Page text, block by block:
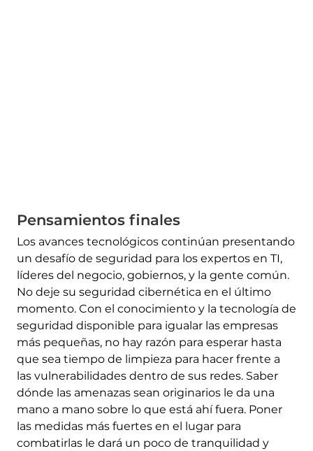
Pensamientos finales
Los avances tecnológicos continúan presentando
un desafío de seguridad para los expertos en TI,
líderes del negocio, gobiernos, y la gente común.
No deje su seguridad cibernética en el último
momento. Con el conocimiento y la tecnología de
seguridad disponible para igualar las empresas
más pequeñas, no hay razón para esperar hasta
que sea tiempo de limpieza para hacer frente a
las vulnerabilidades dentro de sus redes. Saber
dónde las amenazas sean originarios le da una
mano a mano sobre lo que está ahí fuera. Poner
las medidas más fuertes en el lugar para
combatirlas le dará un poco de tranquilidad y